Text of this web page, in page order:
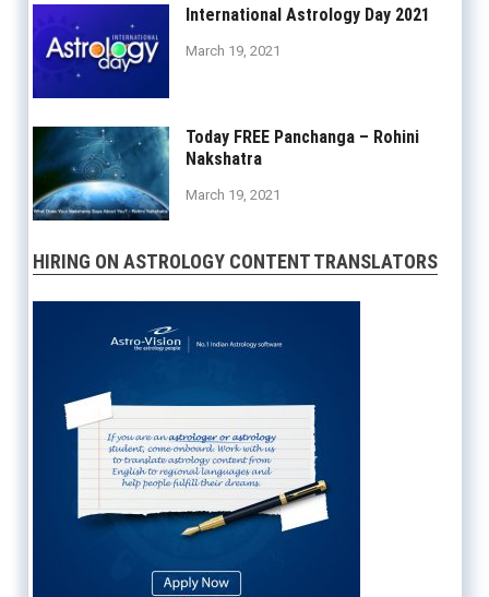
International Astrology Day 2021
March 19, 2021
Today FREE Panchanga – Rohini
Nakshatra
March 19, 2021
HIRING ON ASTROLOGY CONTENT TRANSLATORS